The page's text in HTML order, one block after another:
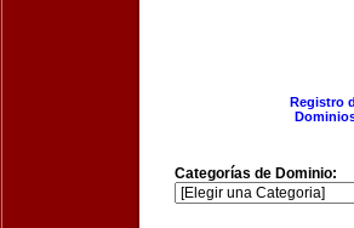
Registro
Categorías de Dominio: